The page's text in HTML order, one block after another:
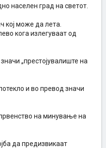
населен град на светот.
кој може да лета.
кога излегуваат од
„престојувалиште на
и во превод значи
на минување на
да предизвикаат